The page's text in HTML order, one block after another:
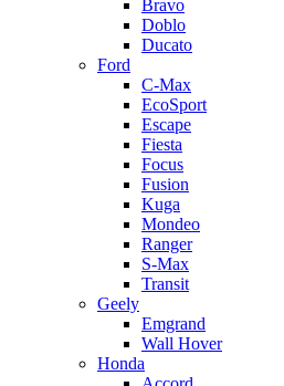
Bravo
Doblo
Ducato
Ford
C-Max
EcoSport
Escape
Fiesta
Focus
Fusion
Kuga
Mondeo
Ranger
S-Max
Transit
Geely
Emgrand
Wall Hover
Honda